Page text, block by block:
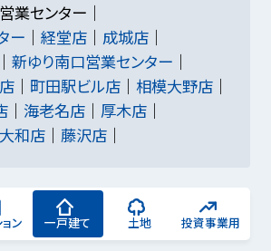
業センター
ー
経堂店
成城店
新ゆり南口営業センター
町田駅ビル店
相模大野店
海老名店
厚木店
大和店 藤沢店
ン 一戸建て 土地 投資事業用